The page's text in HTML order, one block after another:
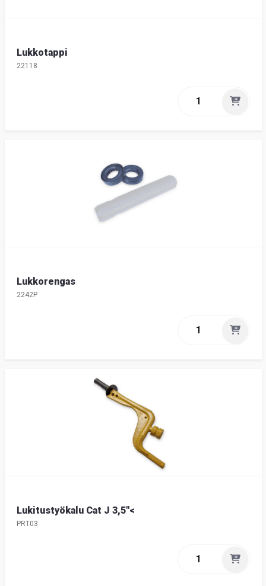
Lukkotappi
22118
Lukkorengas
2242P
Lukitustyökalu Cat J 3,5"<
PRT03